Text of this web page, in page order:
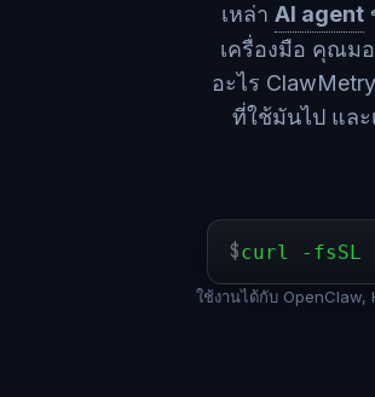
เหล่า AI agent
เครื่องมือ คุณม
อะไร
ที่ใช้มันไป แล
$curl -fsSL
ใช้งานได้กับ